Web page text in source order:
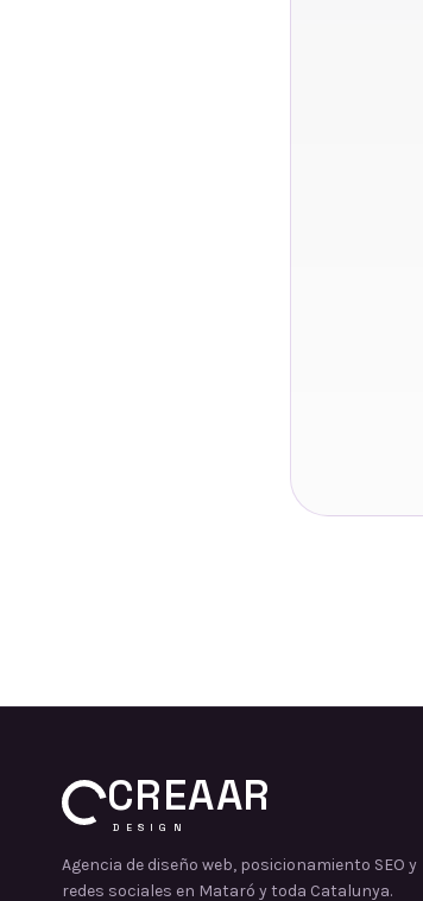
CREAAR
DESIGN
Agencia de diseño web, posicionamiento SEO y
redes sociales en Mataró y toda Catalunya.